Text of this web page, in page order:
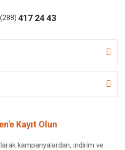
417 24 43
Kayıt Olun
kampanyalardan, indirim ve